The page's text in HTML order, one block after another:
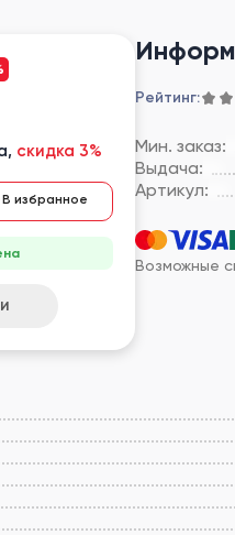
Рейтинг:
Мин. заказ:
Выдача:
Артикул:
Возможные
скидка 3%
В избранное